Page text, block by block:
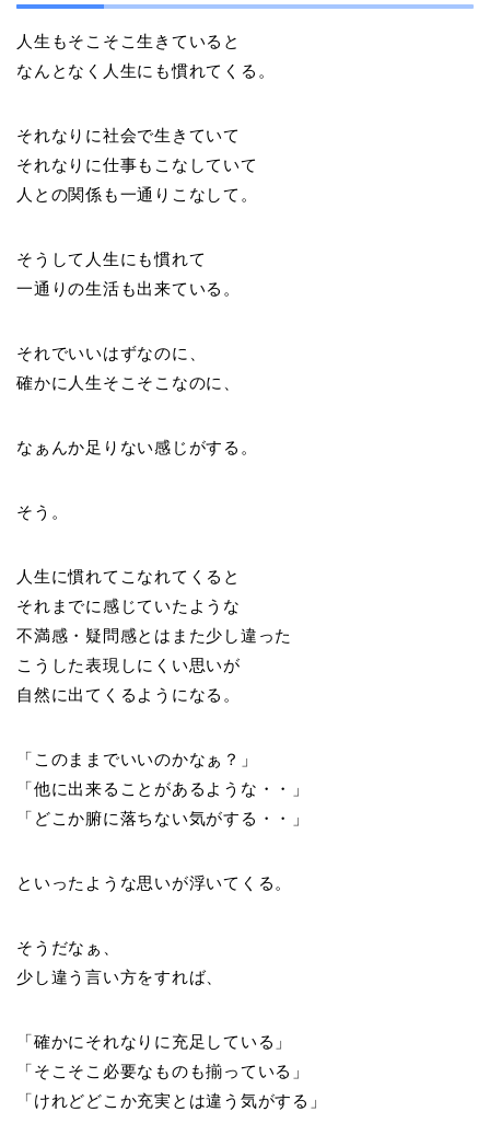
人生もそこそこ生きていると
なんとなく人生にも慣れてくる。
それなりに社会で生きていて
それなりに仕事もこなしていて
人との関係も一通りこなして。
そうして人生にも慣れて
一通りの生活も出来ている。
それでいいはずなのに、
確かに人生そこそこなのに、
なぁんか足りない感じがする。
そう。
人生に慣れてこなれてくると
それまでに感じていたような
不満感・疑問感とはまた少し違った
こうした表現しにくい思いが
自然に出てくるようになる。
「このままでいいのかなぁ？」
「他に出来ることがあるような・・」
「どこか腑に落ちない気がする・・」
といったような思いが浮いてくる。
そうだなぁ、
少し違う言い方をすれば、
「確かにそれなりに充足している」
「そこそこ必要なものも揃っている」
「けれどどこか充実とは違う気がする」